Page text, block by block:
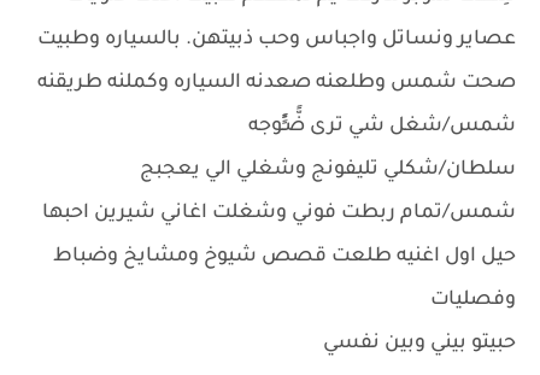
عصاير ونساتل واجباس وحب ذبيتهن. بالسياره وطبيت
صحت شمس وطلعنه صعدنه السياره وكملنه طريقنه
شمس/شغل شي ترى ﺿًّـًٍٍوجه
سلطان/شكلي تليفونج وشغلي الي يعجبج
شمس/تمام ربطت فوني وشغلت اغاني شيرين احبها
حيل اول اغنيه طلعت قصص شيوخ ومشايخ وضباط
وفصليات
حبيتو بيني وبين نفسي